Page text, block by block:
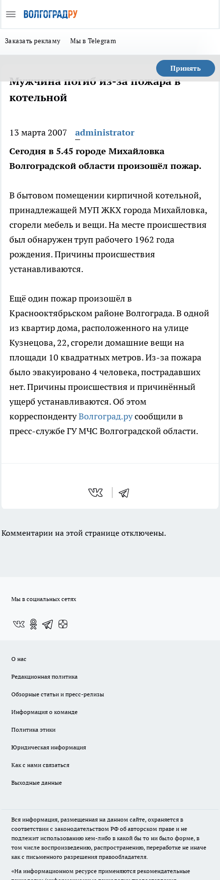
Заказать рекламу Мы в Telegram
Принять
Мужчина погиб из-за пожара в
котельной
13 марта 2007
administrator
Сегодня в 5.45 городе Михайловка
Волгоградской области произошёл пожар.
В бытовом помещении кирпичной котельной,
принадлежащей МУП ЖКХ города Михайловка,
сгорели мебель и вещи. На месте происшествия
был обнаружен труп рабочего 1962 года
рождения. Причины происшествия
устанавливаются.
Ещё один пожар произошёл в
Краснооктябрьском районе Волгограда. В одной
из квартир дома, расположенного на улице
Кузнецова, 22, сгорели домашние вещи на
площади 10 квадратных метров. Из-за пожара
было эвакуировано 4 человека, пострадавших
нет. Причины происшествия и причинённый
ущерб устанавливаются. Об этом
корреспондентуВолгоград.русообщили в
пресс-службе ГУ МЧС Волгоградской области.
Комментарии на этой странице отключены.
Мы в социальных сетях
О нас
Редакционная политика
Обзорные статьи и пресс-релизы
Информация о команде
Политика этики
Юридическая информация
Как с нами связаться
Выходные данные
Вся информация, размещенная на данном сайте, охраняется в
соответствии с законодательством РФ об авторском праве и не
подлежит использованию кем-либо в какой бы то ни было форме, в
том числе воспроизведению, распространению, переработке не иначе
как с письменного разрешения правообладателя.
«На информационном ресурсе применяются рекомендательные